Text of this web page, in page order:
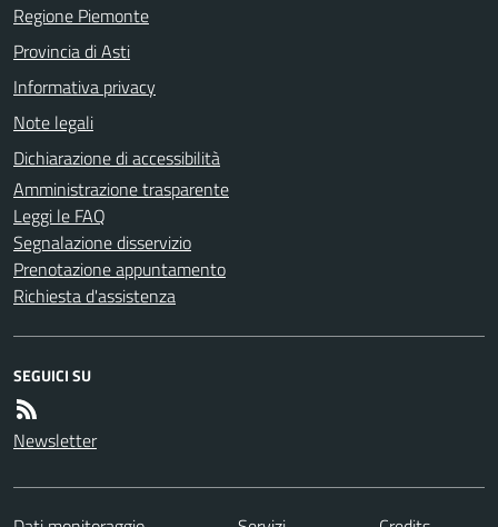
Regione Piemonte
Provincia di Asti
Informativa privacy
Note legali
Dichiarazione di accessibilità
Amministrazione trasparente
Leggi le FAQ
Segnalazione disservizio
Prenotazione appuntamento
Richiesta d'assistenza
SEGUICI SU
Newsletter